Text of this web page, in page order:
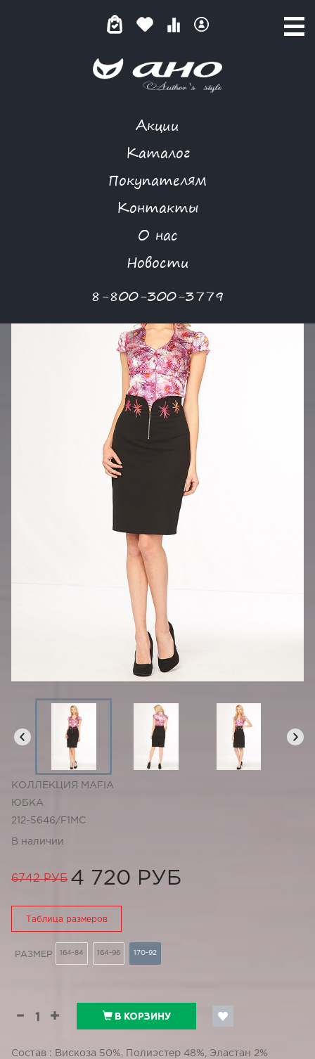
Акции
Каталог
Покупателям
Контакты
О нас
Новости
8-800-300-3779
МАЛИНОВЫЕ АСТРЫ
КОЛЛЕКЦИЯ MAFIA
ЮБКА
212-5646/F1MC
В наличии
6742 РУБ 4 720 РУБ
Таблица размеров
РАЗМЕР 164-84 164-96 170-92
В КОРЗИНУ
Состав : Вискоза 50%, Полиэстер 48%, Эластан 2%